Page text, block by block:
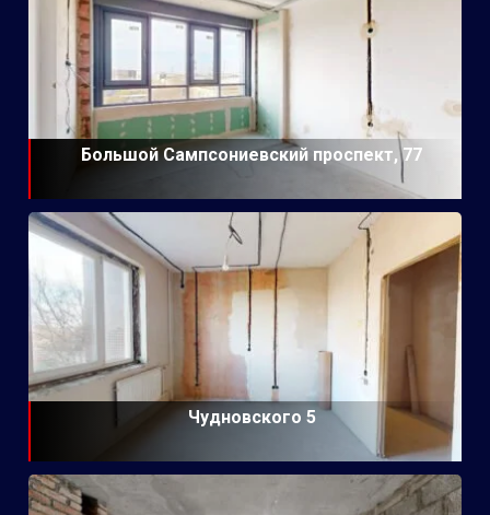
Большой Сампсониевский проспект, 77
Чудновского 5